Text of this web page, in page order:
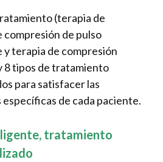
(terapia de
compresión de pulso
terapia de compresión
8 tipos de tratamiento
para satisfacer las
específicas de cada paciente.
tratamiento